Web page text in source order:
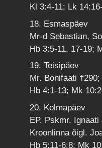
Kl 3:4-11; Lk
18. Esmaspäev
Mr-d Sebastian,
Hb 3:5-11, 17-19;
19. Teisipäev
Mr. Bonifaati
Hb 4:1-13; Mk
20. Kolmapäev
EP. Pskmr.
Kroonlinna õigl.
Hb 5:11-6:8; Mk